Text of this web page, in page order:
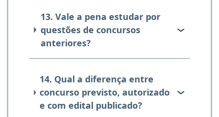
13. Vale a pena estudar por
questões de concursos
anteriores?
14. Qual a diferença entre
concurso previsto, autorizado
e com edital publicado?